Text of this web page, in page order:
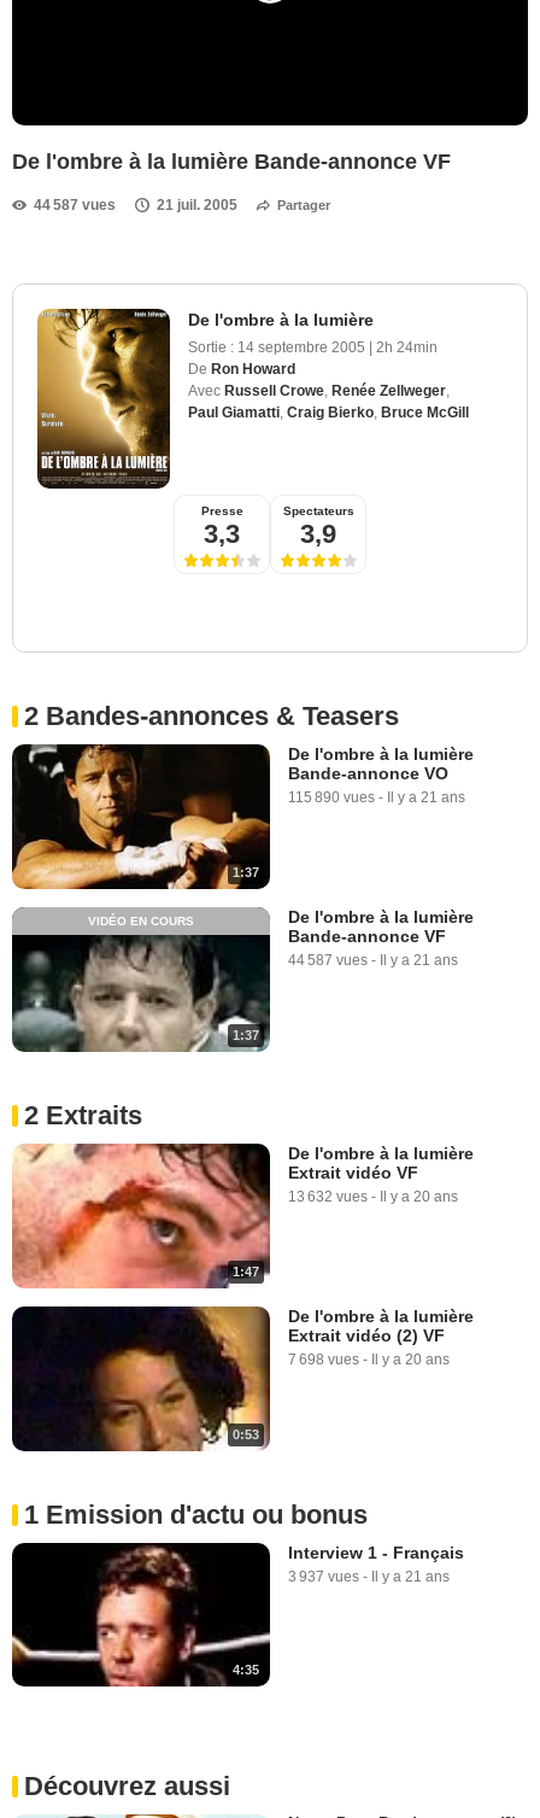
De l'ombre à la lumière Bande-annonce VF
44 587 vues 21 juil. 2005 Partager
De l'ombre à la lumière
Sortie : 14 septembre 2005 | 2h 24min
De Ron Howard
Avec Russell Crowe Renée Zellweger
Paul Giamatti Craig Bierko Bruce McGill
Presse
3,3
Spectateurs
3,9
2 Bandes-annonces & Teasers
1:37
De l'ombre à la lumière
Bande-annonce VO
115 890 vues - Il y a 21 ans
1:37
VIDÉO EN COURS
De l'ombre à la lumière
Bande-annonce VF
44 587 vues - Il y a 21 ans
2 Extraits
1:47
De l'ombre à la lumière
Extrait vidéo VF
13 632 vues - Il y a 20 ans
0:53
De l'ombre à la lumière
Extrait vidéo (2) VF
7 698 vues - Il y a 20 ans
1 Emission d'actu ou bonus
4:35
Interview 1 - Français
3 937 vues - Il y a 21 ans
Découvrez aussi